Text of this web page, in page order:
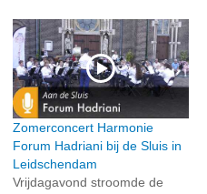
Zomerconcert Harmonie
Forum Hadriani bij de Sluis in
Leidschendam
Vrijdagavond stroomde de